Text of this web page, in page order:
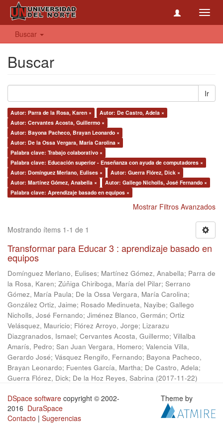
Buscar
Buscar
Ir
Autor: Parra de la Rosa, Karen ×
Autor: De Castro, Adela ×
Autor: Cervantes Acosta, Guillermo ×
Autor: Bayona Pacheco, Brayan Leonardo ×
Autor: De la Ossa Vergara, María Carolina ×
Palabra clave: Trabajo colaborativo ×
Palabra clave: Educación superior - Enseñanza con ayuda de computadores ×
Autor: Domínguez Merlano, Eulises ×
Autor: Guerra Flórez, Dick ×
Autor: Martínez Gómez, Anabella ×
Autor: Gallego Nicholls, José Fernando ×
Palabra clave: Aprendizaje basado en equipos ×
Mostrar Filtros Avanzados
Mostrando ítems 1-1 de 1
Transformar para Educar 3 : aprendizaje basado en
equipos
Domínguez Merlano, Eulises; Martínez Gómez, Anabella; Parra de
la Rosa, Karen; Zúñiga Chiriboga, María del Pilar; Serrano
Gómez, María Paula; De la Ossa Vergara, María Carolina;
González Ortiz, Jaime; Rosado Medinueta, Nayibe; Gallego
Nicholls, José Fernando; Jiménez Blanco, Germán; Ortiz
Velásquez, Mauricio; Flórez Arroyo, Jorge; Lizarazu
Diazgranados, Ismael; Cervantes Acosta, Guillermo; Villalba
Amarís, Pedro; San Juan Vergara, Homero; Valencia Villa,
Gerardo José; Vásquez Rengifo, Fernando; Bayona Pacheco,
Brayan Leonardo; Fuentes García, Martha; De Castro, Adela;
Guerra Flórez, Dick; De la Hoz Reyes, Sabrina (2017-11-22)
DSpace software copyright © 2002-
2016 DuraSpace
Contacto | Sugerencias
Theme by